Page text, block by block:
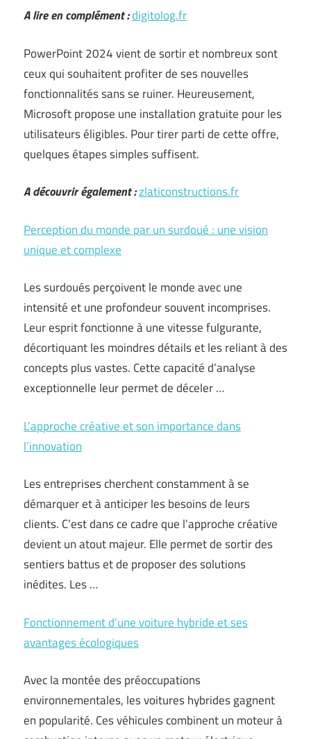
A lire en complément :digitolog.fr
PowerPoint 2024 vient de sortir et nombreux sont
ceux qui souhaitent profiter de ses nouvelles
fonctionnalités sans se ruiner. Heureusement,
Microsoft propose une installation gratuite pour les
utilisateurs éligibles. Pour tirer parti de cette offre,
quelques étapes simples suffisent.
A découvrir également :zlaticonstructions.fr
Perception du monde par un surdoué : une vision
unique et complexe
Les surdoués perçoivent le monde avec une
intensité et une profondeur souvent incomprises.
Leur esprit fonctionne à une vitesse fulgurante,
décortiquant les moindres détails et les reliant à des
concepts plus vastes. Cette capacité d’analyse
exceptionnelle leur permet de déceler …
L’approche créative et son importance dans
l’innovation
Les entreprises cherchent constamment à se
démarquer et à anticiper les besoins de leurs
clients. C’est dans ce cadre que l’approche créative
devient un atout majeur. Elle permet de sortir des
sentiers battus et de proposer des solutions
inédites. Les …
Fonctionnement d’une voiture hybride et ses
avantages écologiques
Avec la montée des préoccupations
environnementales, les voitures hybrides gagnent
en popularité. Ces véhicules combinent un moteur à